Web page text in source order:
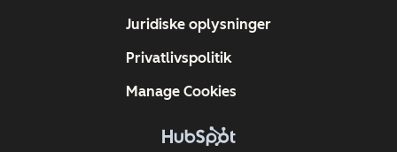
Juridiske oplysninger
Privatlivspolitik
Manage Cookies